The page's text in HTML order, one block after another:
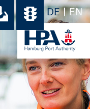
DE EN
im
Ihr Download-